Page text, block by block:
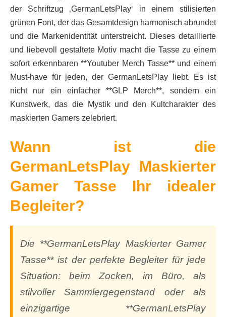
der Schriftzug ‚GermanLetsPlay‘ in einem stilisierten
grünen Font, der das Gesamtdesign harmonisch abrundet
und die Markenidentität unterstreicht. Dieses detaillierte
und liebevoll gestaltete Motiv macht die Tasse zu einem
sofort erkennbaren **Youtuber Merch Tasse** und einem
Must-have für jeden, der GermanLetsPlay liebt. Es ist
nicht nur ein einfacher **GLP Merch**, sondern ein
Kunstwerk, das die Mystik und den Kultcharakter des
maskierten Gamers zelebriert.
Wann ist die
GermanLetsPlay Maskierter
Gamer Tasse Ihr idealer
Begleiter?
Die **GermanLetsPlay Maskierter Gamer
Tasse** ist der perfekte Begleiter für jede
Situation: beim Zocken, im Büro, als
stilvoller Sammlergegenstand oder als
einzigartige **GermanLetsPlay